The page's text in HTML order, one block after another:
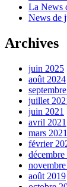
La News
News de
Archives
juin 2025
août 2024
juillet
juin 2021
avril 2021
mars 2021
février
août 2019